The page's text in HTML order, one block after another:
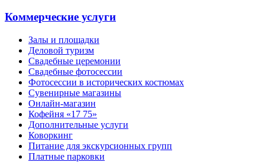
Коммерческие услуги
Залы и площадки
Деловой туризм
Свадебные церемонии
Свадебные фотосессии
Фотосессии в исторических костюмах
Сувенирные магазины
Онлайн-магазин
Кофейня «17 75»
Дополнительные услуги
Коворкинг
Питание для экскурсионных групп
Платные парковки